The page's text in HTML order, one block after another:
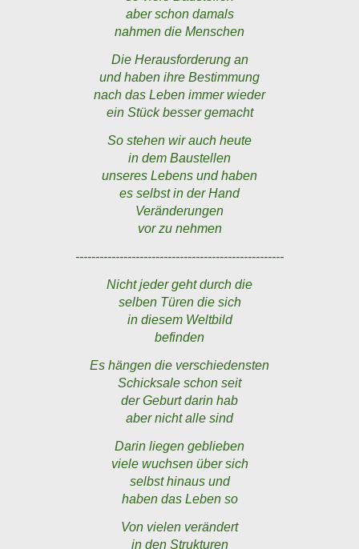
aber schon damals
nahmen die Menschen
Die Herausforderung an
und haben ihre Bestimmung
nach das Leben immer wieder
ein Stück besser gemacht
So stehen wir auch heute
in dem Baustellen
unseres Lebens und haben
es selbst in der Hand
Veränderungen
vor zu nehmen
----------------------------------------------------
Nicht jeder geht durch die
selben Türen die sich
in diesem Weltbild
befinden
Es hängen die verschiedensten
Schicksale schon seit
der Geburt darin hab
aber nicht alle sind
Darin liegen geblieben
viele wuchsen über sich
selbst hinaus und
haben das Leben so
Von vielen verändert
in den Strukturen